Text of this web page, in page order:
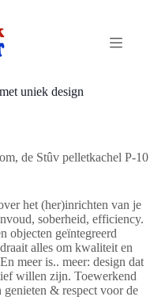
uniek design
de Stûv pelletkachel P-10
het (her)inrichten van je
soberheid, efficiency.
objecten geïntegreerd
alles om kwaliteit en
meer is.. meer: design dat
willen zijn. Toewerkend
genieten & respect voor de